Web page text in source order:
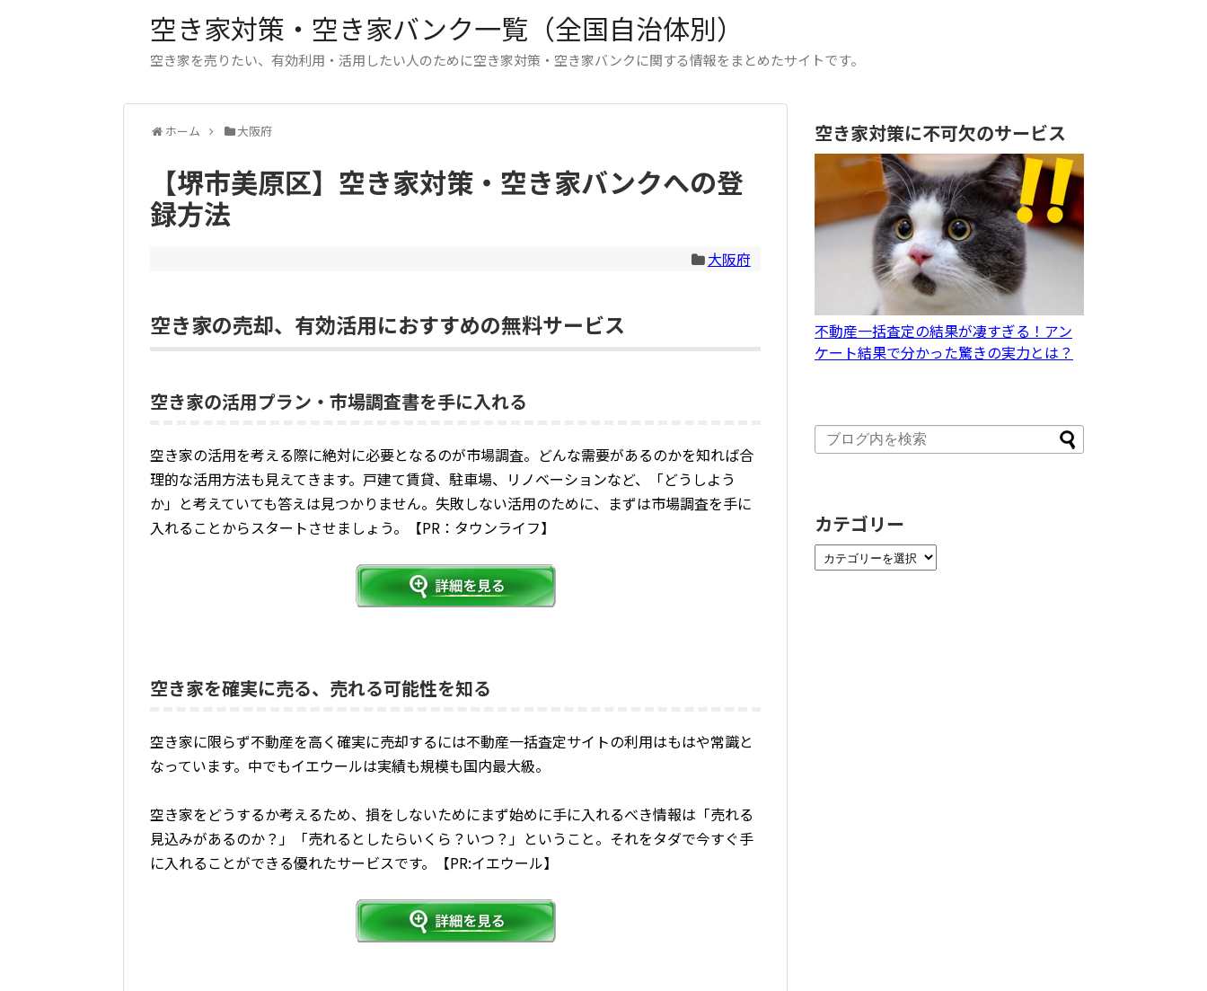
空き家対策・空き家バンク一覧（全国自治体別）
空き家を売りたい、有効利用・活用したい人のために空き家対策・空き家バンクに関する情報をまとめたサイトです。
ホーム 大阪府
【堺市美原区】空き家対策・空き家バンクへの登
録方法
大阪府
空き家の売却、有効活用におすすめの無料サービス
空き家の活用プラン・市場調査書を手に入れる
空き家の活用を考える際に絶対に必要となるのが市場調査。どんな需要があるのかを知れば合
理的な活用方法も見えてきます。戸建て賃貸、駐車場、リノベーションなど、「どうしよう
か」と考えていても答えは見つかりません。失敗しない活用のために、まずは市場調査を手に
入れることからスタートさせましょう。【PR：タウンライフ】
空き家を確実に売る、売れる可能性を知る
空き家に限らず不動産を高く確実に売却するには不動産一括査定サイトの利用はもはや常識と
なっています。中でもイエウールは実績も規模も国内最大級。
空き家をどうするか考えるため、損をしないためにまず始めに手に入れるべき情報は「売れる
見込みがあるのか？」「売れるとしたらいくら？いつ？」ということ。それをタダで今すぐ手
に入れることができる優れたサービスです。【PR:イエウール】
空き家対策に不可欠のサービス
不動産一括査定の結果が凄すぎる！アン
ケート結果で分かった驚きの実力とは？
カテゴリー